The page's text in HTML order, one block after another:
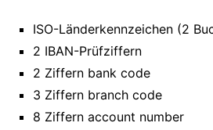
ISO-Länderkennzeichen (2
2 IBAN-Prüfziffern
2 Ziffern bank code
3 Ziffern branch code
8 Ziffern account number